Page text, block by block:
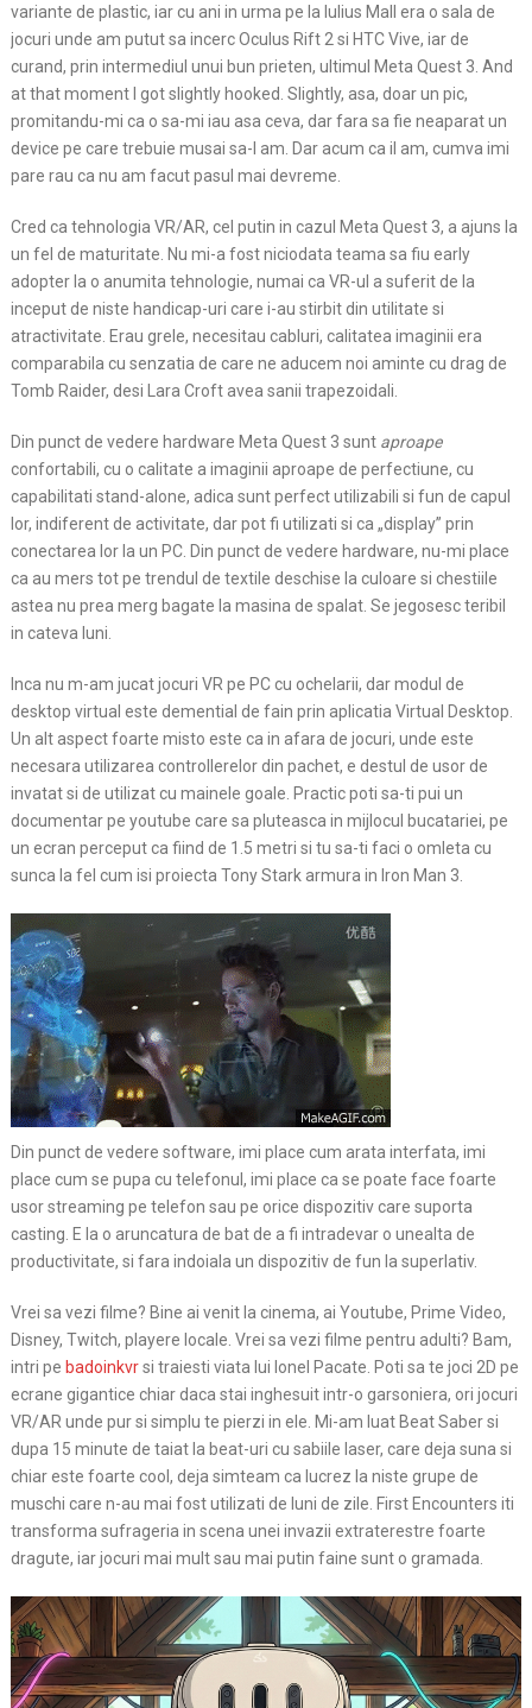
variante de plastic, iar cu ani in urma pe la Iulius Mall era o sala de
jocuri unde am putut sa incerc Oculus Rift 2 si HTC Vive, iar de
curand, prin intermediul unui bun prieten, ultimul Meta Quest 3. And
at that moment I got slightly hooked. Slightly, asa, doar un pic,
promitandu-mi ca o sa-mi iau asa ceva, dar fara sa fie neaparat un
device pe care trebuie musai sa-l am. Dar acum ca il am, cumva imi
pare rau ca nu am facut pasul mai devreme.
Cred ca tehnologia VR/AR, cel putin in cazul Meta Quest 3, a ajuns la
un fel de maturitate. Nu mi-a fost niciodata teama sa fiu early
adopter la o anumita tehnologie, numai ca VR-ul a suferit de la
inceput de niste handicap-uri care i-au stirbit din utilitate si
atractivitate. Erau grele, necesitau cabluri, calitatea imaginii era
comparabila cu senzatia de care ne aducem noi aminte cu drag de
Tomb Raider, desi Lara Croft avea sanii trapezoidali.
Din punct de vedere hardware Meta Quest 3 sunt aproape
confortabili, cu o calitate a imaginii aproape de perfectiune, cu
capabilitati stand-alone, adica sunt perfect utilizabili si fun de capul
lor, indiferent de activitate, dar pot fi utilizati si ca „display” prin
conectarea lor la un PC. Din punct de vedere hardware, nu-mi place
ca au mers tot pe trendul de textile deschise la culoare si chestiile
astea nu prea merg bagate la masina de spalat. Se jegosesc teribil
in cateva luni.
Inca nu m-am jucat jocuri VR pe PC cu ochelarii, dar modul de
desktop virtual este demential de fain prin aplicatia Virtual Desktop.
Un alt aspect foarte misto este ca in afara de jocuri, unde este
necesara utilizarea controllerelor din pachet, e destul de usor de
invatat si de utilizat cu mainele goale. Practic poti sa-ti pui un
documentar pe youtube care sa pluteasca in mijlocul bucatariei, pe
un ecran perceput ca fiind de 1.5 metri si tu sa-ti faci o omleta cu
sunca la fel cum isi proiecta Tony Stark armura in Iron Man 3.
Din punct de vedere software, imi place cum arata interfata, imi
place cum se pupa cu telefonul, imi place ca se poate face foarte
usor streaming pe telefon sau pe orice dispozitiv care suporta
casting. E la o aruncatura de bat de a fi intradevar o unealta de
productivitate, si fara indoiala un dispozitiv de fun la superlativ.
Vrei sa vezi filme? Bine ai venit la cinema, ai Youtube, Prime Video,
Disney, Twitch, playere locale. Vrei sa vezi filme pentru adulti? Bam,
intri pe badoinkvrsi traiesti viata lui Ionel Pacate. Poti sa te joci 2D pe
ecrane gigantice chiar daca stai inghesuit intr-o garsoniera, ori jocuri
VR/AR unde pur si simplu te pierzi in ele. Mi-am luat Beat Saber si
dupa 15 minute de taiat la beat-uri cu sabiile laser, care deja suna si
chiar este foarte cool, deja simteam ca lucrez la niste grupe de
muschi care n-au mai fost utilizati de luni de zile. First Encounters iti
transforma sufrageria in scena unei invazii extraterestre foarte
dragute, iar jocuri mai mult sau mai putin faine sunt o gramada.